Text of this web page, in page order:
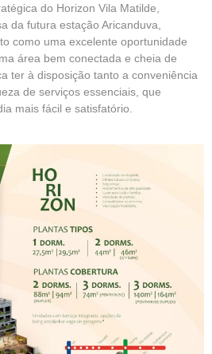
do Horizon Vila Matilde,
da futura estação Aricanduva,
como uma excelente oportunidade
área bem conectada e cheia de
ter à disposição tanto a conveniência
de serviços essenciais, que
mais fácil e satisfatório.